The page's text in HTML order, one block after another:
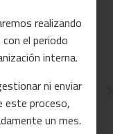
realizando
el periodo
interna.
ni enviar
este proceso,
un mes.